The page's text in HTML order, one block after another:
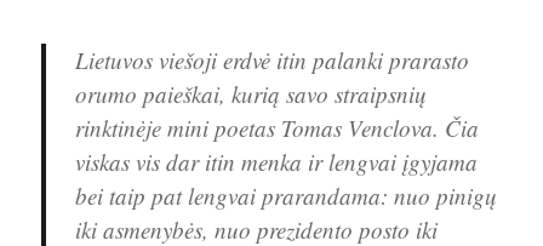
Lietuvos viešoji erdvė itin palanki prarasto
orumo paieškai, kurią savo straipsnių
rinktinėje mini poetas Tomas Venclova. Čia
viskas vis dar itin menka ir lengvai įgyjama
bei taip pat lengvai prarandama: nuo pinigų
iki asmenybės, nuo prezidento posto iki